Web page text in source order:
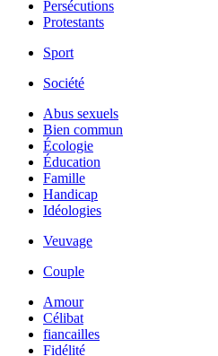
Persécutions
Protestants
Sport
Société
Abus sexuels
Bien commun
Écologie
Éducation
Famille
Handicap
Idéologies
Veuvage
Couple
Amour
Célibat
fiancailles
Fidélité